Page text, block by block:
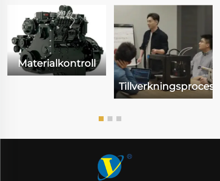
Materialkontroll